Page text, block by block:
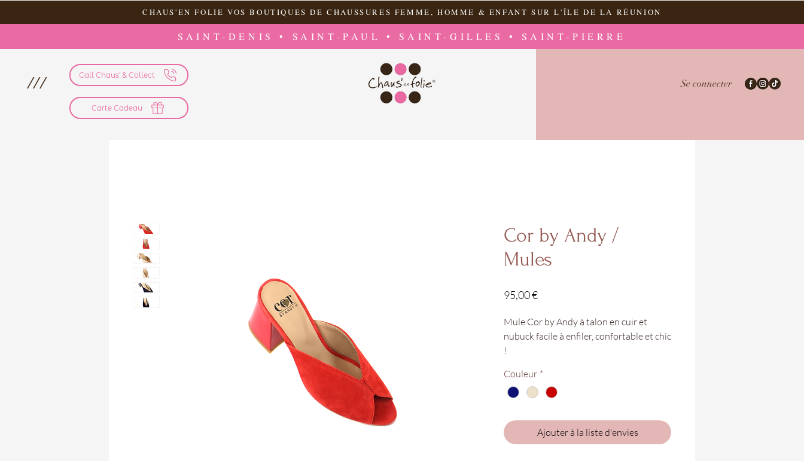
CHAUS'EN FOLIE VOS BOUTIQUES DE CHAUSSURES FEMME, HOMME & ENFANT SUR L'ÎLE DE LA RÉUNION
SAINT-DENIS • SAINT-PAUL • SAINT-GILLES • SAINT-PIERRE
/// Call Chaus' & Collect
Carte Cadeau
Se connecter
Cor by Andy /
Mules
95,00 €Prix
Mule Cor by Andy à talon en cuir et
nubuck facile à enfiler, confortable et chic
!
Nos pointures vont du 35 au 41.
Chaus'en Folie de Saint-Gilles et Saint-
Denis Coté Flex !
Couleur *
Ajouter à la liste d'envies